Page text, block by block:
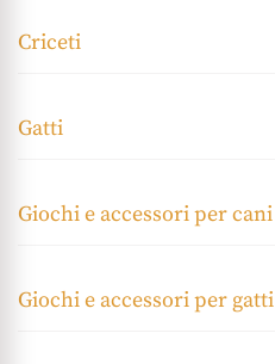
Criceti
Gatti
Giochi e accessori per cani
Giochi e accessori per gatti